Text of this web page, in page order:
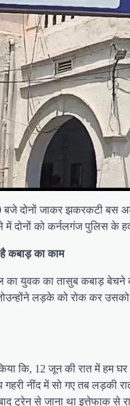
बजे दोनों जाकर झकरकटी
दोनों को कर्नलगंज पुलिस के
कबाड़ का काम
का युवक का तासुब कबाड़
लड़के को रोक कर
कि, 12 जून की रात में हम
गहरी नींद में सो गए तब
ट्रेन से जाना था इत्तेफाक से